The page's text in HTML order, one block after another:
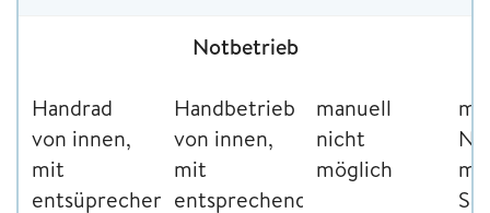
Notbetrieb
Handrad
von innen,
mit
entsüprechendem
Handbetrieb
von innen,
mit
entsprechendem
manuell
nicht
möglich
mit